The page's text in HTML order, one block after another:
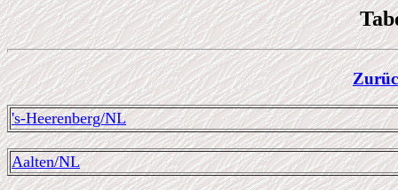
's-Heerenberg/NL
Aalten/NL